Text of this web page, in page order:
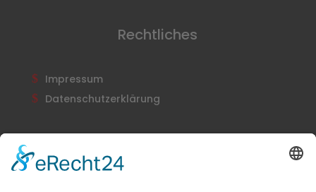
Rechtliches
Impressum
Datenschutzerklärung
Newsletter